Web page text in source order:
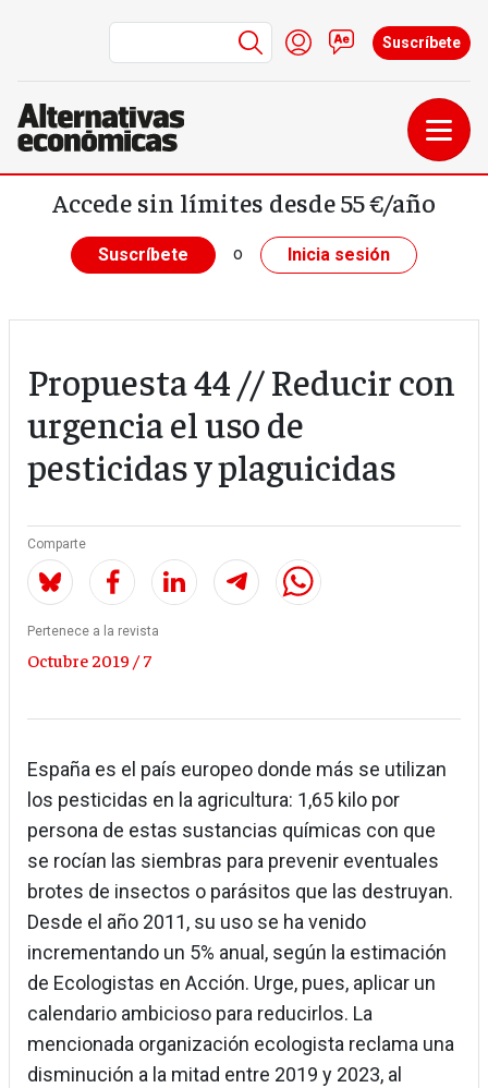
Pasar al contenido principal
Menú de cuenta de
Iniciar sesión
Contacto
Suscríbete
Accede sin límites desde 55 €/año
Suscríbete o Inicia sesión
Propuesta 44 // Reducir con
urgencia el uso de
pesticidas y plaguicidas
Comparte
Pertenece a la revista
Octubre 2019 / 7
España es el país europeo donde más se utilizan
los pesticidas en la agricultura: 1,65 kilo por
persona de estas sustancias químicas con que
se rocían las siembras para prevenir eventuales
brotes de insectos o parásitos que las destruyan.
Desde el año 2011, su uso se ha venido
incrementando un 5% anual, según la estimación
de Ecologistas en Acción. Urge, pues, aplicar un
calendario ambicioso para reducirlos. La
mencionada organización ecologista reclama una
disminución a la mitad entre 2019 y 2023, al